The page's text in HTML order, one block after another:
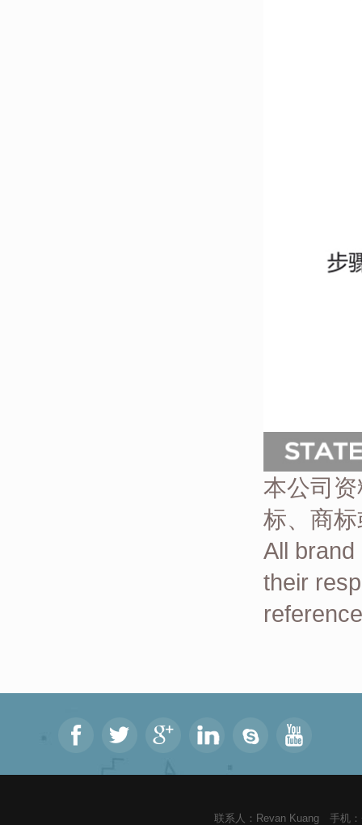
本公司
标、商
All
their
联系人：Revan Kuang 手机